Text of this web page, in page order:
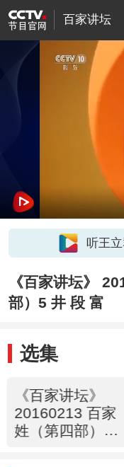
百家讲坛
听王
《百家讲坛》
部）5 井 段 富
选集
《百家讲坛》
20160213 百家
姓（第四部）6